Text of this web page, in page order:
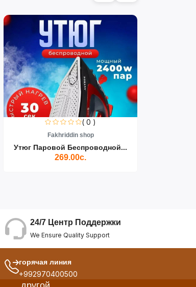
( 0 )
Fakhriddin shop
Утюг Паровой Беспроводной...
269.00с.
24/7 Центр Поддержки
We Ensure Quality Support
горячая линия
+992970400500